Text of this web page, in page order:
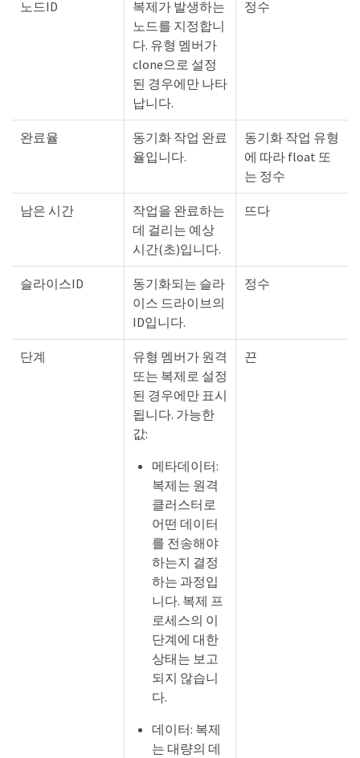
노드ID
복제가 발생하는
노드를 지정합니
다. 유형 멤버가
clone으로 설정
된 경우에만 나타
납니다.
정수
완료율
동기화 작업 완료
율입니다.
동기화 작업 유형
에 따라 float 또
는 정수
남은 시간
작업을 완료하는
데 걸리는 예상
시간(초)입니다.
뜨다
슬라이스ID
동기화되는 슬라
이스 드라이브의
ID입니다.
정수
단계
유형 멤버가 원격
또는 복제로 설정
된 경우에만 표시
됩니다. 가능한
값:
메타데이터:
복제는 원격
클러스터로
어떤 데이터
를 전송해야
하는지 결정
하는 과정입
니다. 복제 프
로세스의 이
단계에 대한
상태는 보고
되지 않습니
다.
데이터: 복제
는 대량의 데
끈